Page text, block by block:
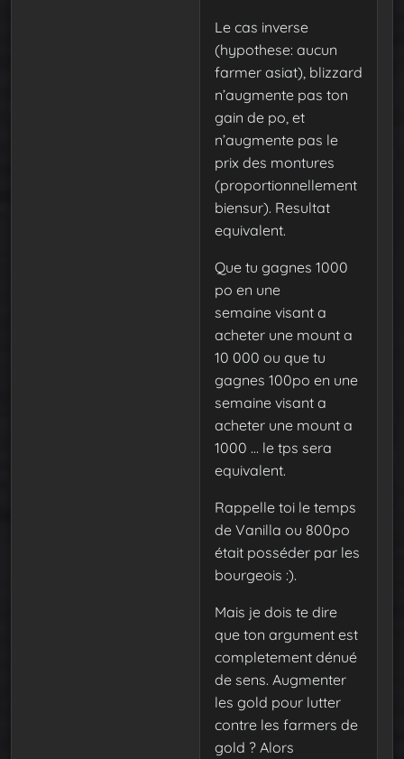
Le cas inverse
(hypothese: aucun
farmer asiat), blizzard
n’augmente pas ton
gain de po, et
n’augmente pas le
prix des montures
(proportionnellement
biensur). Resultat
equivalent.
Que tu gagnes 1000
po en une
semaine visant a
acheter une mount a
10 000 ou que tu
gagnes 100po en une
semaine visant a
acheter une mount a
1000 … le tps sera
equivalent.
Rappelle toi le temps
de Vanilla ou 800po
était posséder par les
bourgeois :).
Mais je dois te dire
que ton argument est
completement dénué
de sens. Augmenter
les gold pour lutter
contre les farmers de
gold ? Alors